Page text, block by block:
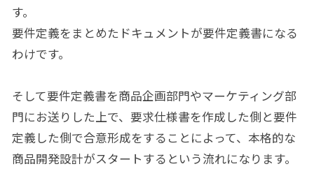
す。
要件定義をまとめたドキュメントが要件定義書になる
わけです。
そして要件定義書を商品企画部門やマーケティング部
門にお送りした上で、要求仕様書を作成した側と要件
定義した側で合意形成をすることによって、本格的な
商品開発設計がスタートするという流れになります。